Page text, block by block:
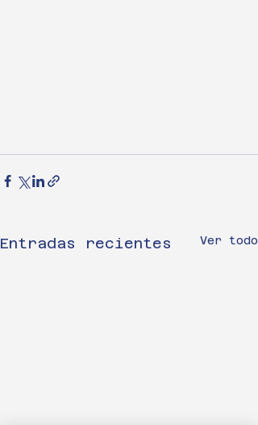
Entradas recientes Ver todo